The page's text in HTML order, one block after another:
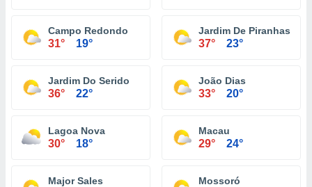
Campo Redondo
31° 19°
Jardim De Piranhas
37° 23°
Jardim Do Serido
36° 22°
João Dias
33° 20°
Lagoa Nova
30° 18°
Macau
29° 24°
Major Sales Mossoró